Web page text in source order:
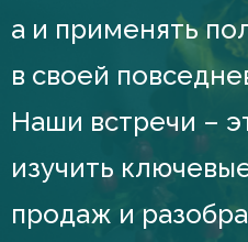
а и применять
в своей
Наши встречи –
изучить
продаж и